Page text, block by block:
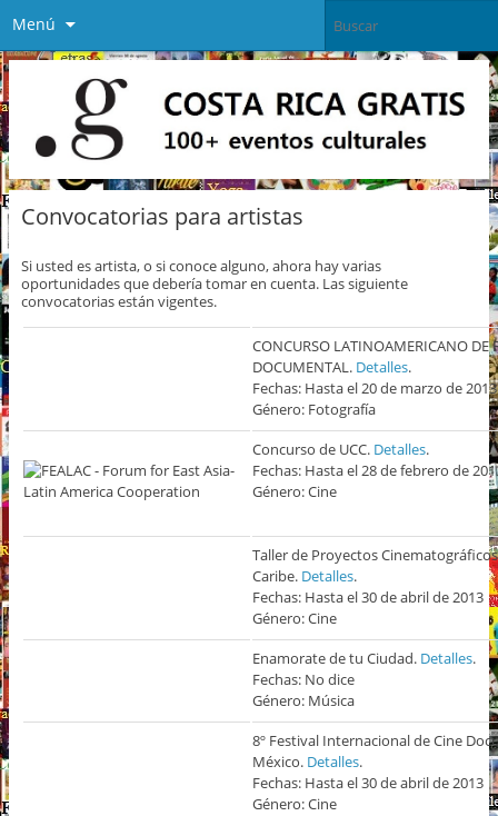
Menú
Convocatorias para artistas
Si usted es artista, o si conoce alguno, ahora hay varias
oportunidades que debería tomar en cuenta. Las siguiente
convocatorias están vigentes.
CONCURSO LATINOAMERICANO DE
DOCUMENTAL. Detalles.
Fechas: Hasta el 20 de marzo de 2013
Género: Fotografía
Concurso de UCC. Detalles.
Fechas: Hasta el 28 de febrero de
Género: Cine
Taller de Proyectos
Caribe. Detalles.
Fechas: Hasta el 30 de abril de 2013
Género: Cine
Enamorate de tu Ciudad. Detalles.
Fechas: No dice
Género: Música
8º Festival Internacional de Cine
México. Detalles.
Fechas: Hasta el 30 de abril de 2013
Género: Cine